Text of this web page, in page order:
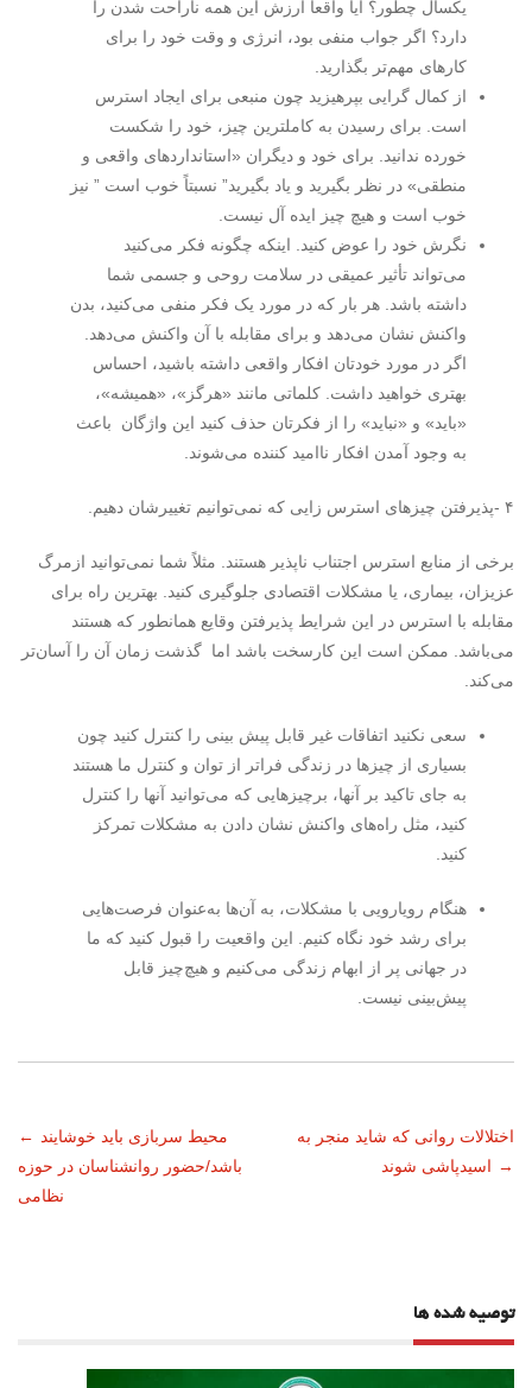
یکسال چطور؟ آیا واقعاً ارزش این همه ناراحت شدن را
دارد؟ اگر جواب منفی بود، انرژی و وقت خود را برای
کارهای مهم‌تر بگذارید.
از کمال گرایی بپرهیزید چون منبعی برای ایجاد استرس
است. برای رسیدن به کاملترین چیز، خود را شکست
خورده ندانید. برای خود و دیگران «استانداردهای واقعی و
منطقی» در نظر بگیرید و یاد بگیرید” نسبتاً خوب است ” نیز
خوب است و هیچ چیز ایده آل نیست.
نگرش خود را عوض کنید. اینکه چگونه فکر می‌کنید
می‌تواند تأثیر عمیقی در سلامت روحی و جسمی شما
داشته باشد. هر بار که در مورد یک فکر منفی می‌کنید، بدن
واکنش نشان می‌دهد و برای مقابله با آن واکنش می‌دهد.
اگر در مورد خودتان افکار واقعی داشته باشید، احساس
بهتری خواهید داشت. کلماتی مانند «هرگز»، «همیشه»،
«باید» و «نباید» را از فکرتان حذف کنید این واژگان باعث
به وجود آمدن افکار ناامید کننده می‌شوند.
۴ -پذیرفتن چیزهای استرس زایی که نمی‌توانیم تغییرشان دهیم.
برخی از منابع استرس اجتناب ناپذیر هستند. مثلاً شما نمی‌توانید ازمرگ
عزیزان، بیماری، یا مشکلات اقتصادی جلوگیری کنید. بهترین راه برای
مقابله با استرس در این شرایط پذیرفتن وقایع همانطور که هستند
می‌باشد. ممکن است این کارسخت باشد اما گذشت زمان آن را آسان‌تر
می‌کند.
سعی نکنید اتفاقات غیر قابل پیش بینی را کنترل کنید چون
بسیاری از چیزها در زندگی فراتر از توان و کنترل ما هستند
به جای تاکید بر آنها، برچیزهایی که می‌توانید آنها را کنترل
کنید، مثل راه‌های واکنش نشان دادن به مشکلات تمرکز
کنید.
هنگام رویارویی با مشکلات، به آن‌ها به‌عنوان فرصت‌هایی
برای رشد خود نگاه کنیم. این واقعیت را قبول کنید که ما
در جهانی پر از ابهام زندگی می‌کنیم و هیچ‌چیز قابل
پیش‌بینی نیست.
ناوبری
نوشته
← محیط سربازی باید خوشایند
باشد/حضور روانشناسان در حوزه
نظامی
اختلالات روانی که شاید منجر به
اسیدپاشی شوند →
توصیه شده ها